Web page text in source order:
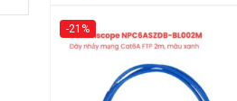
-21%